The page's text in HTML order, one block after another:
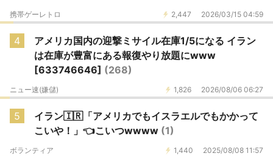
2,447 2026/03/15 04:59
携帯ゲーレトロ
4
アメリカ国内の迎撃ミサイル在庫1/5になる イラン
は在庫が豊富にある報復やり放題にwww
[633746646] (268)
1,826 2026/08/06 06:27
ニュー速(嫌儲)
5
イラン🇮🇷「アメリカでもイスラエルでもかかって
こいや！」👈こいつwwww (1)
1,440 2025/08/08 11:57
ボランティア